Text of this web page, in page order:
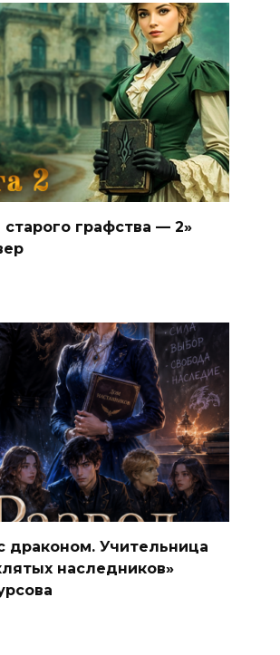
старого графства — 2»
драконом. Учительница
наследников»